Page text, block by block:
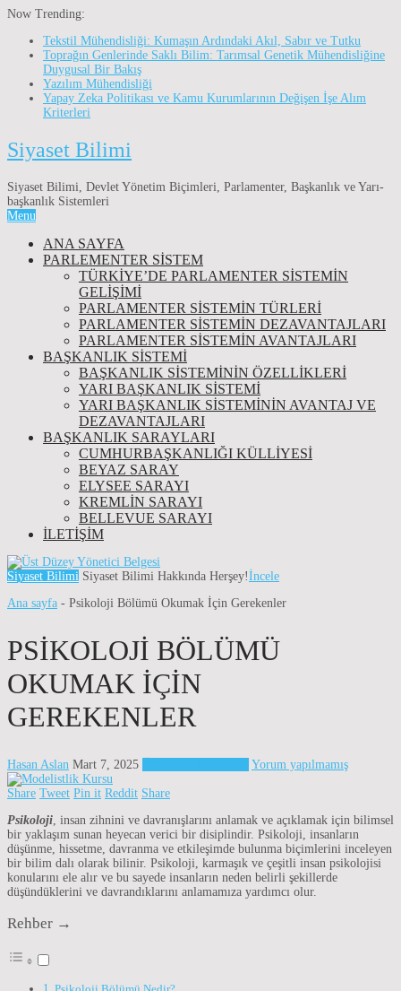
Now Trending:
Tekstil Mühendisliği: Kumaşın Ardındaki Akıl, Sabır ve Tutku
Toprağın Genlerinde Saklı Bilim: Tarımsal Genetik Mühendisliğine
Duygusal Bir Bakış
Yazılım Mühendisliği
Yapay Zeka Politikası ve Kamu Kurumlarının Değişen İşe Alım
Kriterleri
Siyaset Bilimi
Siyaset Bilimi, Devlet Yönetim Biçimleri, Parlamenter, Başkanlık ve Yarı-
başkanlık Sistemleri
Menu
ANA SAYFA
PARLEMENTER SİSTEM
TÜRKIYE’DE PARLAMENTER SISTEMIN
GELIŞIMI
PARLAMENTER SİSTEMİN TÜRLERİ
PARLAMENTER SİSTEMİN DEZAVANTAJLARI
PARLAMENTER SİSTEMİN AVANTAJLARI
BAŞKANLIK SİSTEMİ
BAŞKANLIK SISTEMININ ÖZELLIKLERI
YARI BAŞKANLIK SISTEMI
YARI BAŞKANLIK SISTEMININ AVANTAJ VE
DEZAVANTAJLARI
BAŞKANLIK SARAYLARI
CUMHURBAŞKANLIĞI KÜLLİYESİ
BEYAZ SARAY
ELYSEE SARAYI
KREMLIN SARAYI
BELLEVUE SARAYI
İLETIŞIM
Siyaset Bilimi Siyaset Bilimi Hakkında Herşey!İncele
Ana sayfa - Psikoloji Bölümü Okumak İçin Gerekenler
PSIKOLOJI BÖLÜMÜ
OKUMAK İÇIN
GEREKENLER
Hasan Aslan Mart 7, 2025 Yorum yapılmamış
Share Tweet Pin it Reddit Share
Psikoloji , insan zihnini ve davranışlarını anlamak ve açıklamak için bilimsel
bir yaklaşım sunan heyecan verici bir disiplindir. Psikoloji, insanların
düşünme, hissetme, davranma ve etkileşimde bulunma biçimlerini inceleyen
bir bilim dalı olarak bilinir. Psikoloji, karmaşık ve çeşitli insan psikolojisi
konularını ele alır ve bu sayede insanların neden belirli şekillerde
düşündüklerini ve davrandıklarını anlamamıza yardımcı olur.
Rehber →